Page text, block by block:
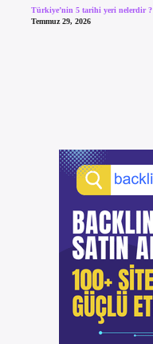
Türkiye’nin 5 tarihi yeri nelerdir ?
Temmuz 29, 2026